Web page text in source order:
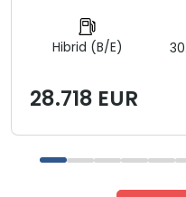
Hibrid (B/E)
28.718 EUR